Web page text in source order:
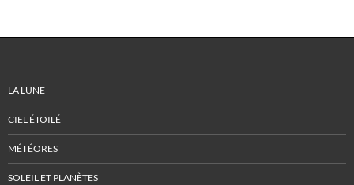
LA LUNE
CIEL ÉTOILÉ
MÉTÉORES
SOLEIL ET PLANÈTES